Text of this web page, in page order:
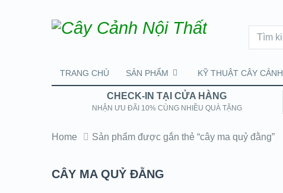
TRANG CHỦ SẢN PHẨM KỸ THUẬT CÂY CẢNH
CHECK-IN TẠI CỬA HÀNG
NHẬN ƯU ĐÃI 10% CÙNG NHIỀU QUÀ TẶNG
Home Sản phẩm được gắn thẻ “cây ma quỷ đằng”
CÂY MA QUỶ ĐẰNG